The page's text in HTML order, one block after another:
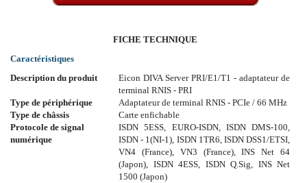
FICHE TECHNIQUE
Caractéristiques
Description du produit
Eicon DIVA Server PRI/E1/T1 - adaptateur de
terminal RNIS - PRI
Type de périphérique
Adaptateur de terminal RNIS - PCIe / 66 MHz
Type de châssis
Carte enfichable
Protocole de signal
numérique
ISDN 5ESS, EURO-ISDN, ISDN DMS-100,
ISDN - 1(NI-1), ISDN 1TR6, ISDN DSS1/ETSI,
VN4 (France), VN3 (France), INS Net 64
(Japon), ISDN 4ESS, ISDN Q.Sig, INS Net
1500 (Japon)